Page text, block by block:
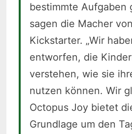
bestimmte Aufgaben
sagen die Macher
Kickstarter. „Wir
entworfen, die
verstehen, wie sie
nutzen können. Wir
Octopus Joy bietet
Grundlage um den